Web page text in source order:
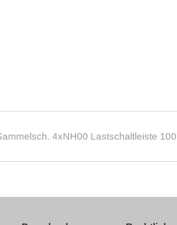
4xNH00 Lastschaltleiste